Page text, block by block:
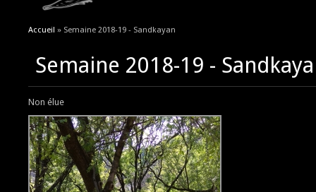
Vous êtes ici
Accueil » Semaine 2018-19 - Sandkayan
Semaine 2018-19 -
Non élue